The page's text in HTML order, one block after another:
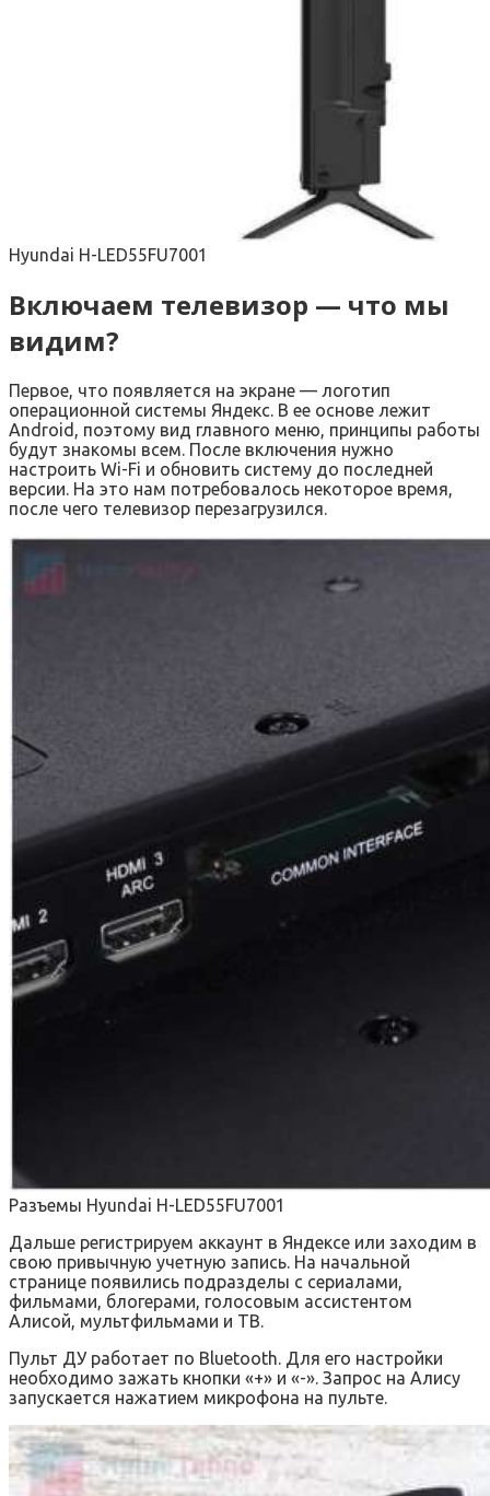
Hyundai H-LED55FU7001
Включаем телевизор — что мы
видим?
Первое, что появляется на экране — логотип
операционной системы Яндекс. В ее основе лежит
Android, поэтому вид главного меню, принципы работы
будут знакомы всем. После включения нужно
настроить Wi-Fi и обновить систему до последней
версии. На это нам потребовалось некоторое время,
после чего телевизор перезагрузился.
Разъемы Hyundai H-LED55FU7001
Дальше регистрируем аккаунт в Яндексе или заходим в
свою привычную учетную запись. На начальной
странице появились подразделы с сериалами,
фильмами, блогерами, голосовым ассистентом
Алисой, мультфильмами и ТВ.
Пульт ДУ работает по Bluetooth. Для его настройки
необходимо зажать кнопки «+» и «-». Запрос на Алису
запускается нажатием микрофона на пульте.